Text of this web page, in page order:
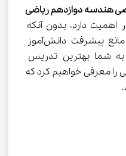
دوازدهم ریاضی
چقدر اهمیت دارد، بدون آنکه
محدودیت‌های زمانی و مکانی مانع پیشرفت دانش‌آموز
به شما بهترین تدریس
معرفی خواهیم کرد که